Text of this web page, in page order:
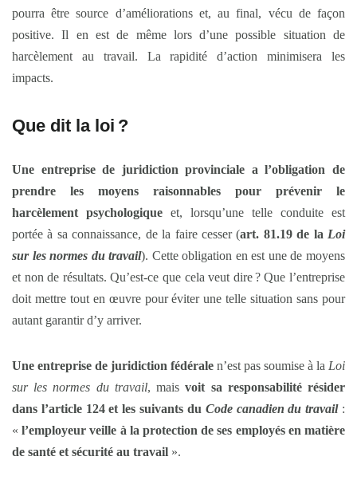
pourra être source d’améliorations et, au final, vécu de façon
positive. Il en est de même lors d’une possible situation de
harcèlement au travail. La rapidité d’action minimisera les
impacts.
Que dit la loi ?
Une entreprise de juridiction provinciale a l’obligation de
prendre les moyens raisonnables pour prévenir le
harcèlement psychologique et, lorsqu’une telle conduite est
portée à sa connaissance, de la faire cesser (art. 81.19 de la Loi
sur les normes du travail). Cette obligation en est une de moyens
et non de résultats. Qu’est-ce que cela veut dire ? Que l’entreprise
doit mettre tout en œuvre pour éviter une telle situation sans pour
autant garantir d’y arriver.
Une entreprise de juridiction fédérale n’est pas soumise à la Loi
sur les normes du travail, maisvoit sa responsabilité résider
dans l’article 124 et les suivants du Code canadien du travail:
«l’employeur veille à la protection de ses employés en matière
de santé et sécurité au travail ».